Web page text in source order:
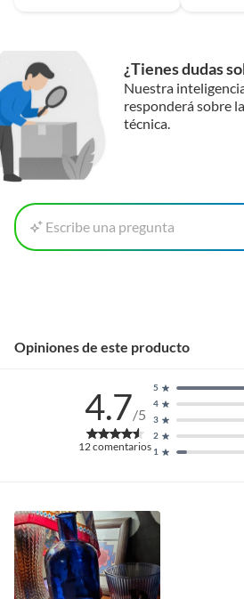
¿Tienes dudas
Nuestra
responderá sobre
técnica.
Escribe una pregunta
Opiniones de este producto
4.7/5
12comentarios 1
2
3
4
5